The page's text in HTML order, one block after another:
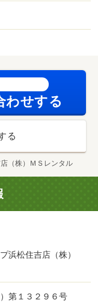
市立新居中学校
ン新居町中之郷東
湖西中之郷店（コ
わせする
る
（株）ＭＳレンタル
浜松住吉店（株）
第１３２９６号